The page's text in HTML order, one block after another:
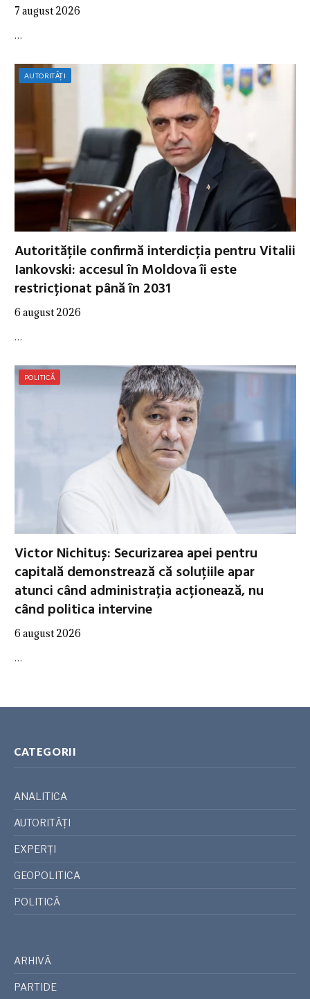
7 august 2026
…
AUTORITĂȚI
Autoritățile confirmă interdicția pentru Vitalii
Iankovski: accesul în Moldova îi este
restricționat până în 2031
6 august 2026
…
POLITICĂ
Victor Nichituș: Securizarea apei pentru
capitală demonstrează că soluțiile apar
atunci când administrația acționează, nu
când politica intervine
6 august 2026
…
CATEGORII
ANALITICA
AUTORITĂȚI
EXPERȚI
GEOPOLITICA
POLITICĂ
ARHIVĂ
PARTIDE